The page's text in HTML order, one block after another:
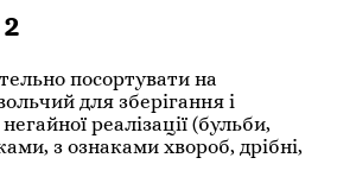
посортувати на
для зберігання і
реалізації (бульби,
з ознаками хвороб, дрібні,